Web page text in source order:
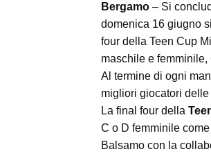
Bergamo – Si
domenica 16 giugno
four della Teen Cup
maschile e
Al termine di ogni
migliori giocatori delle
La final four della
C o D femminile
Balsamo con la